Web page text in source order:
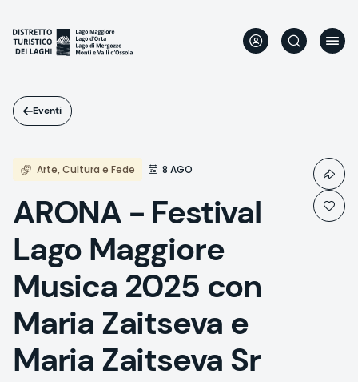
contenuto
principale
Eventi
Arte, Cultura e Fede 8 AGO
ARONA - Festival
Lago Maggiore
Musica 2025 con
Maria Zaitseva e
Maria Zaitseva Sr